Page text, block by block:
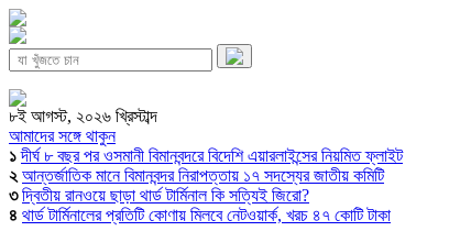
৮ই আগস্ট, ২০২৬ খ্রিস্টাব্দ
আমাদের সঙ্গে থাকুন
১ দীর্ঘ ৮ বছর পর ওসমানী বিমানবন্দরে বিদেশি এয়ারলাইন্সের নিয়মিত ফ্লাইট
২ আন্তর্জাতিক মানে বিমানবন্দর নিরাপত্তায় ১৭ সদস্যের জাতীয় কমিটি
৩ দ্বিতীয় রানওয়ে ছাড়া থার্ড টার্মিনাল কি সত্যিই জিরো?
৪ থার্ড টার্মিনালের প্রতিটি কোণায় মিলবে নেটওয়ার্ক, খরচ ৪৭ কোটি টাকা